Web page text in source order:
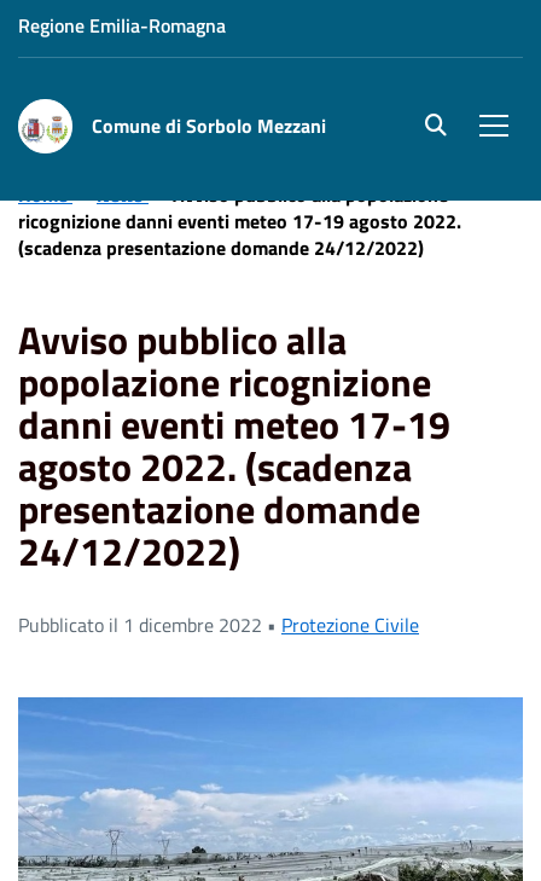
Regione Emilia-Romagna
Comune di Sorbolo Mezzani site.searc
Home News
Avviso pubblico alla popolazione
ricognizione danni eventi meteo 17-19 agosto 2022.
(scadenza presentazione domande 24/12/2022)
Avviso pubblico alla
popolazione ricognizione
danni eventi meteo 17-19
agosto 2022. (scadenza
presentazione domande
24/12/2022)
Pubblicato il 1 dicembre 2022 • Protezione Civile